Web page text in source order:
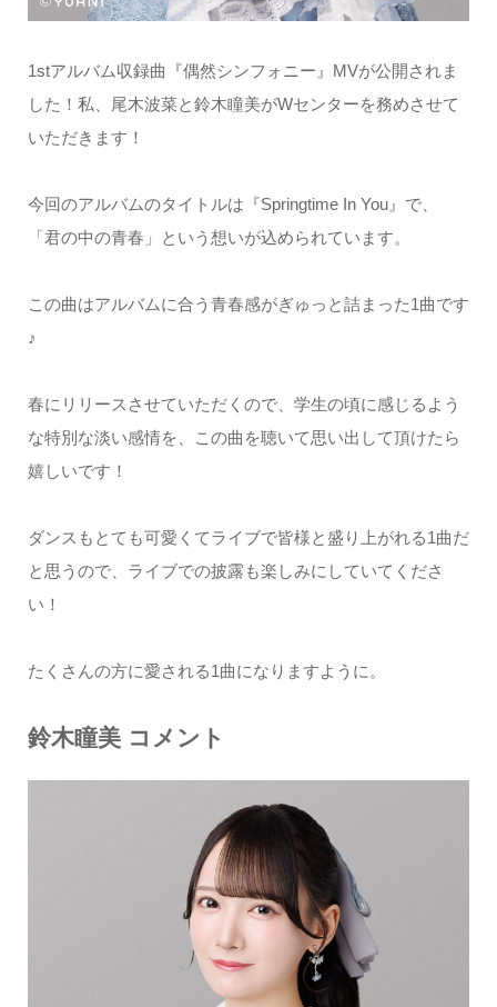
1stアルバム収録曲『偶然シンフォニー』MVが公開されま
した！私、尾木波菜と鈴木瞳美がWセンターを務めさせて
いただきます！
今回のアルバムのタイトルは『Springtime In You』で、
「君の中の青春」という想いが込められています。
この曲はアルバムに合う青春感がぎゅっと詰まった1曲です
♪
春にリリースさせていただくので、学生の頃に感じるよう
な特別な淡い感情を、この曲を聴いて思い出して頂けたら
嬉しいです！
ダンスもとても可愛くてライブで皆様と盛り上がれる1曲だ
と思うので、ライブでの披露も楽しみにしていてくださ
い！
たくさんの方に愛される1曲になりますように。
鈴木瞳美 コメント